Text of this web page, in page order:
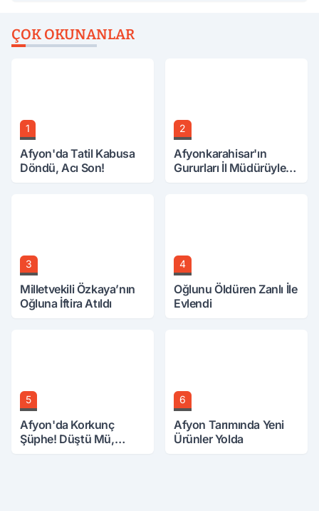
ÇOK OKUNANLAR
1
Afyon'da Tatil Kabusa
Döndü, Acı Son!
2
Afyonkarahisar'ın
Gururları İl Müdürüyle
3
Milletvekili Özkaya’nın
Oğluna İftira Atıldı
4
Oğlunu Öldüren Zanlı İle
Evlendi
5
Afyon'da Korkunç
Şüphe! Düştü Mü,
6
Afyon Tarımında Yeni
Ürünler Yolda